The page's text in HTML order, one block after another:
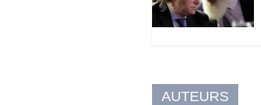
AUTEURS